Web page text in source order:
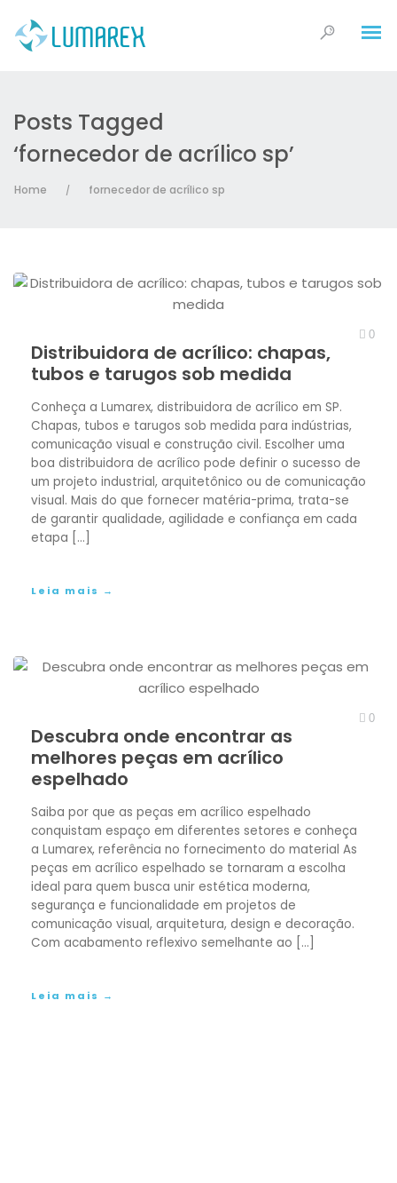
Celeron – Fenolite – TVE
PETG
POLI
Poliacetal
Policarbonatos
Poliestireno
PEAD – Polietileno
Poliuretano
Peças Usinadas
Embalagens
Posts Tagged
‘fornecedor de acrílico sp’
Home / fornecedor de acrílico sp
Distribuidora de acrílico: chapas,
tubos e tarugos sob medida
0
Conheça a Lumarex, distribuidora de acrílico em SP.
Chapas, tubos e tarugos sob medida para indústrias,
comunicação visual e construção civil. Escolher uma
boa distribuidora de acrílico pode definir o sucesso de
um projeto industrial, arquitetônico ou de comunicação
visual. Mais do que fornecer matéria-prima, trata-se
de garantir qualidade, agilidade e confiança em cada
etapa […]
Leia mais →
Descubra onde encontrar as
melhores peças em acrílico
espelhado
0
Saiba por que as peças em acrílico espelhado
conquistam espaço em diferentes setores e conheça
a Lumarex, referência no fornecimento do material As
peças em acrílico espelhado se tornaram a escolha
ideal para quem busca unir estética moderna,
segurança e funcionalidade em projetos de
comunicação visual, arquitetura, design e decoração.
Com acabamento reflexivo semelhante ao […]
Leia mais →